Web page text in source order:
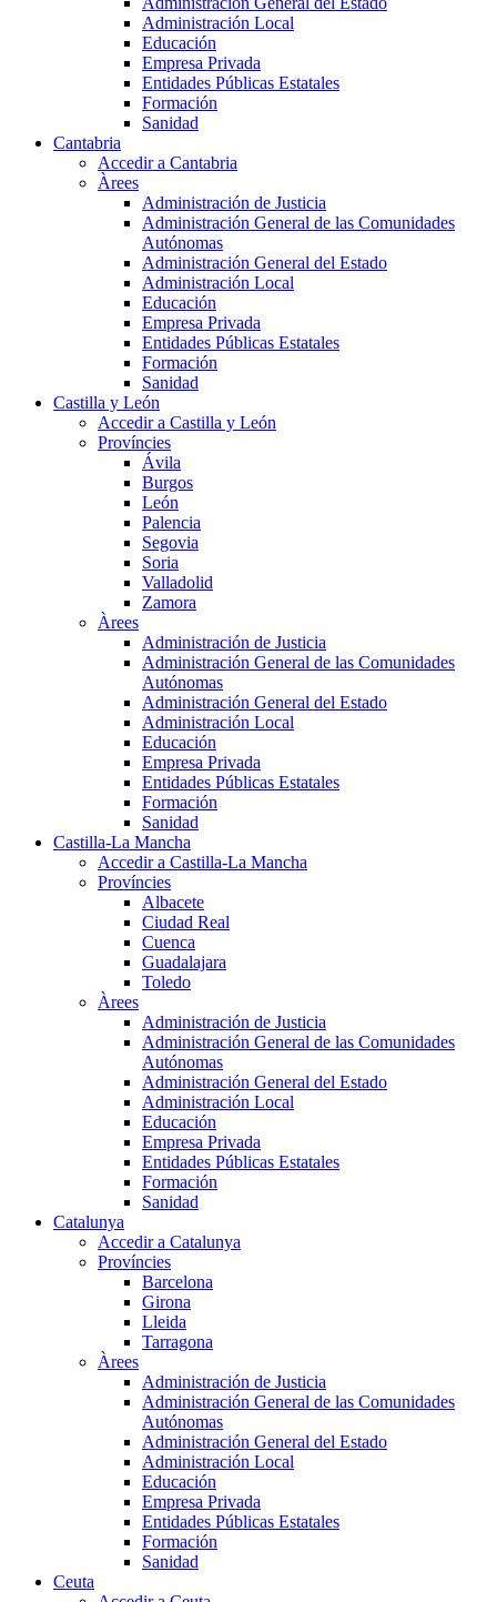
Administración Local
Educación
Empresa Privada
Entidades Públicas Estatales
Formación
Sanidad
Cantabria
Accedir a Cantabria
Àrees
Administración de Justicia
Administración General de las Comunidades
Autónomas
Administración General del Estado
Administración Local
Educación
Empresa Privada
Entidades Públicas Estatales
Formación
Sanidad
Castilla y León
Accedir a Castilla y León
Províncies
Ávila
Burgos
León
Palencia
Segovia
Soria
Valladolid
Zamora
Àrees
Administración de Justicia
Administración General de las Comunidades
Autónomas
Administración General del Estado
Administración Local
Educación
Empresa Privada
Entidades Públicas Estatales
Formación
Sanidad
Castilla-La Mancha
Accedir a Castilla-La Mancha
Províncies
Albacete
Ciudad Real
Cuenca
Guadalajara
Toledo
Àrees
Administración de Justicia
Administración General de las Comunidades
Autónomas
Administración General del Estado
Administración Local
Educación
Empresa Privada
Entidades Públicas Estatales
Formación
Sanidad
Catalunya
Accedir a Catalunya
Províncies
Barcelona
Girona
Lleida
Tarragona
Àrees
Administración de Justicia
Administración General de las Comunidades
Autónomas
Administración General del Estado
Administración Local
Educación
Empresa Privada
Entidades Públicas Estatales
Formación
Sanidad
Ceuta